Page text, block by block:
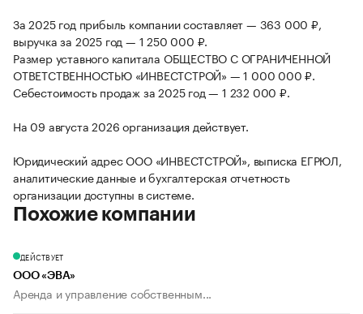
За 2025 год прибыль компании составляет — 363 000 ₽,
выручка за 2025 год — 1 250 000 ₽.
Размер уставного капитала ОБЩЕСТВО С ОГРАНИЧЕННОЙ
ОТВЕТСТВЕННОСТЬЮ «ИНВЕСТСТРОЙ» — 1 000 000 ₽.
Себестоимость продаж за 2025 год — 1 232 000 ₽.
На 09 августа 2026 организация действует.
Юридический адрес ООО «ИНВЕСТСТРОЙ», выписка ЕГРЮЛ,
аналитические данные и бухгалтерская отчетность
организации доступны в системе.
Похожие компании
ДЕЙСТВУЕТ
ООО «ЭВА»
Аренда и управление собственным...